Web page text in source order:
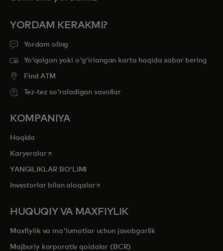
YORDAM KERAKMI?
Yordam oling
Yo'qolgan yoki o'g'irlangan karta haqida xabar bering
Find ATM
Tez-tez so'raladigan savollar
KOMPANIYA
Haqida
Karyeralaropens in a new tab
YANGILIKLAR BOʻLIMI
Investorlar bilan aloqalaropens in a new tab
HUQUQIY VA MAXFIYLIK
Maxfiylik va ma'lumotlar uchun javobgarlik
Majburiy korporativ qoidalar (BCR)